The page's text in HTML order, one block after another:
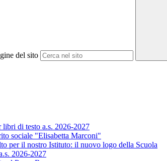
del sito
di testo a.s. 2026-2027
sociale "Elisabetta Marconi"
per il nostro Istituto: il nuovo logo della Scuola
2026-2027